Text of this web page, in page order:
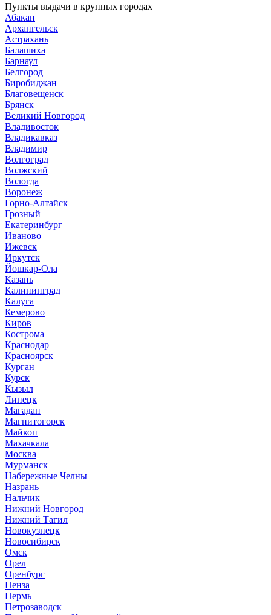
Пункты выдачи в крупных городах
Абакан
Архангельск
Астрахань
Балашиха
Барнаул
Белгород
Биробиджан
Благовещенск
Брянск
Великий Новгород
Владивосток
Владикавказ
Владимир
Волгоград
Волжский
Вологда
Воронеж
Горно-Алтайск
Грозный
Екатеринбург
Иваново
Ижевск
Иркутск
Йошкар-Ола
Казань
Калининград
Калуга
Кемерово
Киров
Кострома
Краснодар
Красноярск
Курган
Курск
Кызыл
Липецк
Магадан
Магнитогорск
Майкоп
Махачкала
Москва
Мурманск
Набережные Челны
Назрань
Нальчик
Нижний Новгород
Нижний Тагил
Новокузнецк
Новосибирск
Омск
Орел
Оренбург
Пенза
Пермь
Петрозаводск